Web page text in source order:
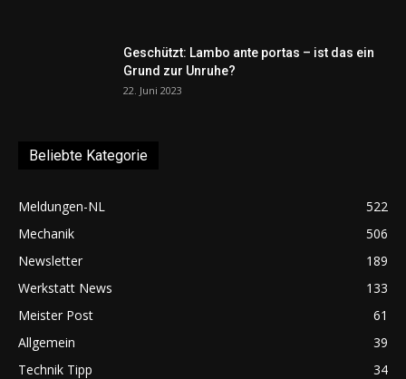
Geschützt: Lambo ante portas – ist das ein
Grund zur Unruhe?
22. Juni 2023
Beliebte Kategorie
Meldungen-NL
522
Mechanik
506
Newsletter
189
Werkstatt News
133
Meister Post
61
Allgemein
39
Technik Tipp
34